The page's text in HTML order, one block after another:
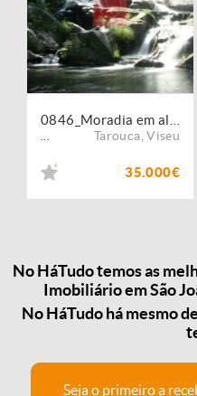
Tarouca ,Viseu
35.000€
No HáTudo temos as
Imobiliário em São
No HáTudo há mesmo
Seja o primeiro a